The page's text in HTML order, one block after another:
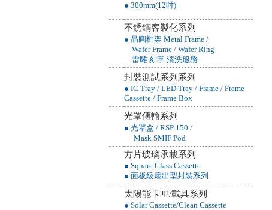
● 300mm(12吋)
不銹鋼客製化系列
● 晶圓框架 Metal Frame /
Wafer Frame / Wafer Ring
雷雕 刻字 清洗服務
封裝測試系列系列
● IC Tray / LED Tray / Frame / Frame
Cassette / Frame Box
光罩傳輸系列
● 光罩盒 / RSP 150 /
Mask SMIF Pod
方片玻璃承載系列
● Square Glass Cassette
● 面板級扇出型封裝系列
太陽能卡匣/載具系列
● Solar Cassette/Clean Cassette